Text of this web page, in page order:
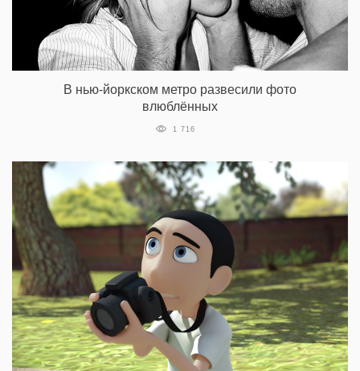
В нью-йоркском метро развесили фото
влюблённых
1 716